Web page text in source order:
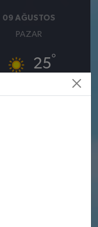
09 AĞUSTOS
PAZAR
25°
Güneşli